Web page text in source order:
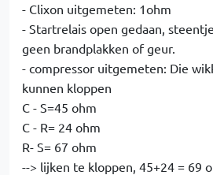
- Clixon uitgemeten: 1ohm
- Startrelais open gedaan,
geen brandplakken of geur.
- compressor uitgemeten: Die
kunnen kloppen
C - S=45 ohm
C - R= 24 ohm
R- S= 67 ohm
--> lijken te kloppen, 45+24 = 69